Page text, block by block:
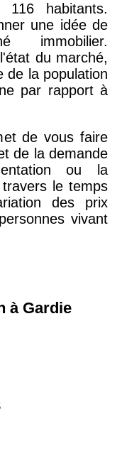
116 habitants.
une idée de
immobilier.
du marché,
de la population
par rapport à
de vous faire
de la demande
ou la
le temps
des prix
vivant
à Gardie